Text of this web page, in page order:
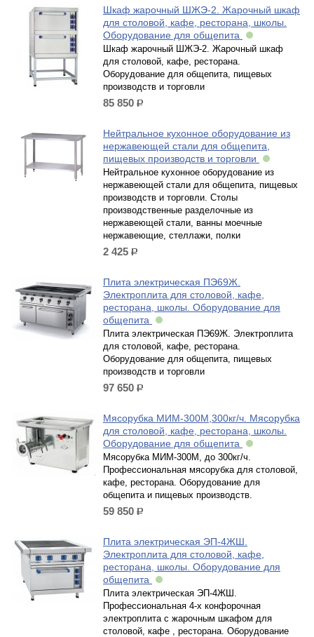
Шкаф жарочный ШЖЭ-2. Жарочный шкаф
для столовой, кафе, ресторана, школы.
Оборудование для общепита
Шкаф жарочный ШЖЭ-2. Жарочный шкаф
для столовой, кафе, ресторана.
Оборудование для общепита, пищевых
производств и торговли
85 850 р.
Нейтральное кухонное оборудование из
нержавеющей стали для общепита,
пищевых производств и торговли
Нейтральное кухонное оборудование из
нержавеющей стали для общепита, пищевых
производств и торговли. Столы
производственные разделочные из
нержавеющей стали, ванны моечные
нержавеющие, стеллажи, полки
2 425 р.
Плита электрическая ПЭ69Ж.
Электроплита для столовой, кафе,
ресторана, школы. Оборудование для
общепита
Плита электрическая ПЭ69Ж. Электроплита
для столовой, кафе, ресторана.
Оборудование для общепита, пищевых
производств и торговли
97 650 р.
Мясорубка МИМ-300М,300кг/ч. Мясорубка
для столовой, кафе, ресторана, школы.
Оборудование для общепита
Мясорубка МИМ-300М, до 300кг/ч.
Профессиональная мясорубка для столовой,
кафе, ресторана. Оборудование для
общепита и пищевых производств.
59 850 р.
Плита электрическая ЭП-4ЖШ.
Электроплита для столовой, кафе,
ресторана, школы. Оборудование для
общепита
Плита электрическая ЭП-4ЖШ.
Профессиональная 4-х конфорочная
электроплита с жарочным шкафом для
столовой, кафе , ресторана. Оборудование